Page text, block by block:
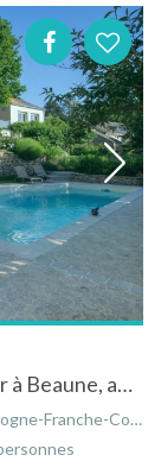
Maison d'hôte de charme La Terre d'Or à Beaune, au dessus des vignes. Piscine, jacuzzi & jardins Bio.
Comté, France